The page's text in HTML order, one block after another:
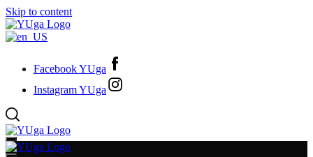
Skip to content
Facebook YUga
Instagram YUga